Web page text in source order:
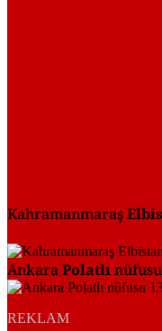
Kahramanmaraş
AnkaraPolatlı
REKLAM